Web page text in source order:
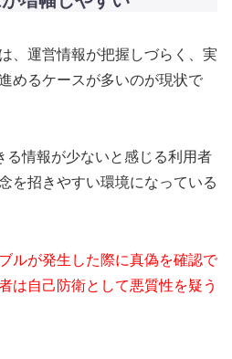
、運営情報が把握しづらく、実
めるケースが多いのが現状で
る情報が少ないと感じる利用者
を招きやすい環境になっている
ルが発生した際に真偽を確認で
は自己防衛として悪質性を疑う